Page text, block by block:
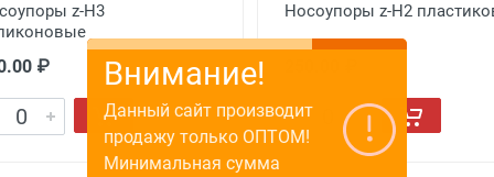
z-H3
₽
Носоупоры z-H2
Внимание!
Данный сайт производит
продажу только ОПТОМ!
Минимальная сумма